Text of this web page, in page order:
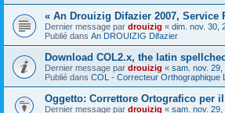
« An Drouizig Difazier 2007, Service
Dernier message par drouizig « dim. nov. 30,
Publié dans An DROUIZIG Difazier
Download COL2.x, the latin
Dernier message par drouizig « sam. nov. 29,
Publié dans COL - Correcteur Orthographique
Oggetto: Correttore Ortografico per
Dernier message par drouizig « sam. nov. 29,